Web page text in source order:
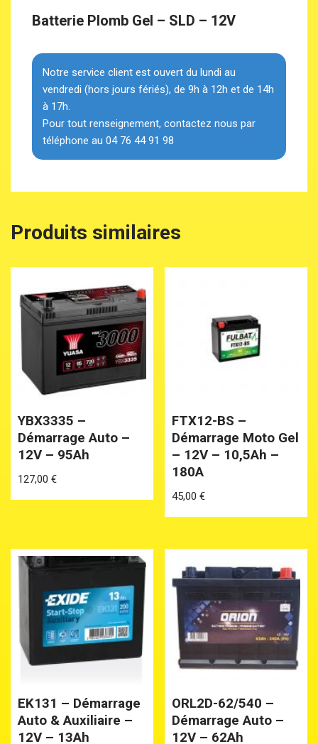
Batterie Plomb Gel – SLD – 12V
Notre service client est ouvert du lundi au
vendredi (hors jours fériés), de 9h à 12h et de 14h
à 17h.
Pour tout renseignement, contactez nous par
téléphone au 04 76 44 91 98
Produits similaires
YBX3335 –
Démarrage Auto –
12V – 95Ah
127,00 €
FTX12-BS –
Démarrage Moto Gel
– 12V – 10,5Ah –
180A
45,00€
EK131 – Démarrage
Auto & Auxiliaire –
12V – 13Ah
ORL2D-62/540 –
Démarrage Auto –
12V – 62Ah